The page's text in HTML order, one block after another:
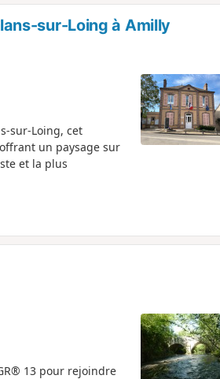
sur-Loing à Amilly
sur-Loing, cet
un paysage sur
et la plus
13 pour rejoindre